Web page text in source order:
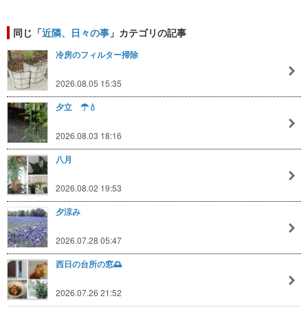
同じ「近隣、日々の事 」カテゴリの記事
冷房のフィルター掃除
2026.08.05 15:35
夕立 ☂💧
2026.08.03 18:16
八月
2026.08.02 19:53
夕涼み
2026.07.28 05:47
西日の台所の窓🌅
2026.07.26 21:52